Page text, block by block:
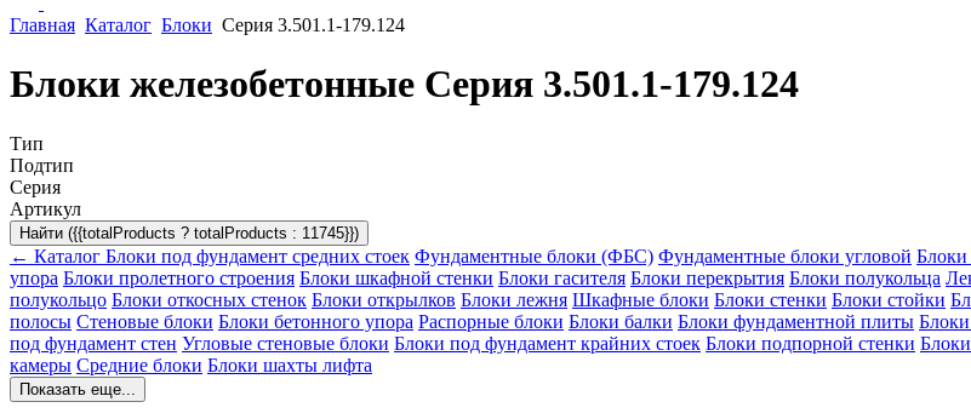
Главная Каталог Блоки Серия 3.501.1-179.124
Блоки железобетонные Серия 3.501.1-179.124
Тип
Подтип
Серия
Артикул
Найти ({{totalProducts ? totalProducts : 11745}})
← Каталог Блоки под фундамент средних стоек Фундаментные блоки (ФБС) Фундаментные блоки угловой Блоки
упора Блоки пролетного строения Блоки шкафной стенки Блоки гасителя Блоки перекрытия Блоки полукольца
полукольцо Блоки откосных стенок Блоки открылков Блоки лежня Шкафные блоки Блоки стенки Блоки стойки
полосы Стеновые блоки Блоки бетонного упора Распорные блоки Блоки балки Блоки фундаментной плиты
под фундамент стен Угловые стеновые блоки Блоки под фундамент крайних стоек Блоки подпорной стенки
камеры Средние блоки Блоки шахты лифта
Показать еще...